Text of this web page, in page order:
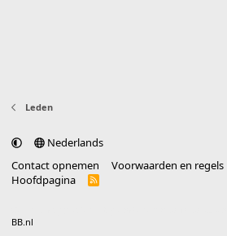
Leden
Nederlands
Contact opnemen
Voorwaarden en regels
Hoofdpagina
R
BB.nl